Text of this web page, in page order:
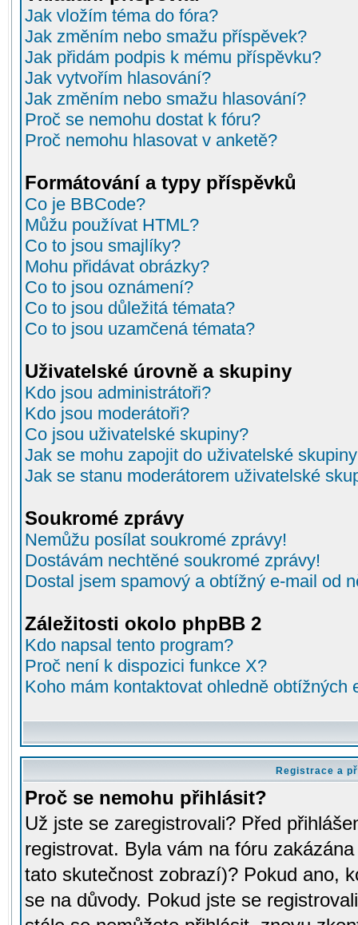
Jak vložím téma do fóra?
Jak změním nebo smažu příspěvek?
Jak přidám podpis k mému příspěvku?
Jak vytvořím hlasování?
Jak změním nebo smažu hlasování?
Proč se nemohu dostat k fóru?
Proč nemohu hlasovat v anketě?
Formátování a typy příspěvků
Co je BBCode?
Můžu používat HTML?
Co to jsou smajlíky?
Mohu přidávat obrázky?
Co to jsou oznámení?
Co to jsou důležitá témata?
Co to jsou uzamčená témata?
Uživatelské úrovně a skupiny
Kdo jsou administrátoři?
Kdo jsou moderátoři?
Co jsou uživatelské skupiny?
Jak se mohu zapojit do uživatelské
Jak se stanu moderátorem uživatelské
Soukromé zprávy
Nemůžu posílat soukromé zprávy!
Dostávám nechtěné soukromé zprávy!
Dostal jsem spamový a obtížný e-mail od
Záležitosti okolo phpBB 2
Kdo napsal tento program?
Proč není k dispozici funkce X?
Koho mám kontaktovat ohledně
Registrace a
Proč se nemohu přihlásit?
Už jste se zaregistrovali? Před
registrovat. Byla vám na fóru
tato skutečnost zobrazí)? Pokud ano,
se na důvody. Pokud jste se